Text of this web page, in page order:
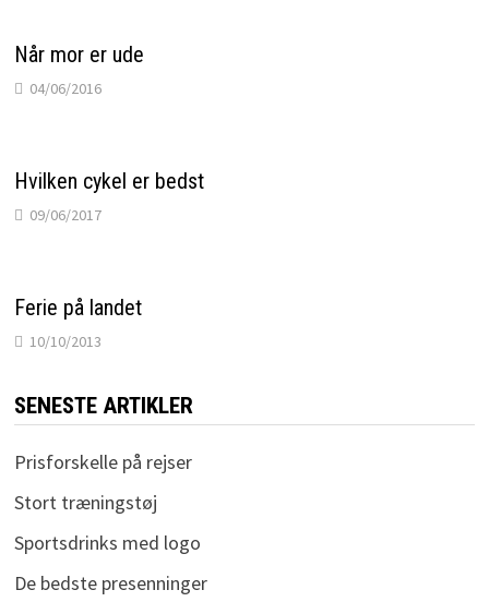
Når mor er ude
04/06/2016
Hvilken cykel er bedst
09/06/2017
Ferie på landet
10/10/2013
SENESTE ARTIKLER
Prisforskelle på rejser
Stort træningstøj
Sportsdrinks med logo
De bedste presenninger